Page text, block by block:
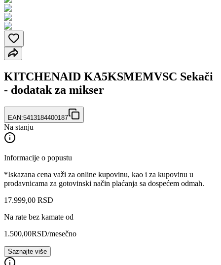
KITCHENAID KA5KSMEMVSC Sekači
- dodatak za mikser
EAN:5413184400187
Na stanju
Informacije o popustu
*Iskazana cena važi za online kupovinu, kao i za kupovinu u
prodavnicama za gotovinski način plaćanja sa dospećem odmah.
17.999,00 RSD
Na rate bez kamate od
1.500,00RSD/mesečno
Saznajte više